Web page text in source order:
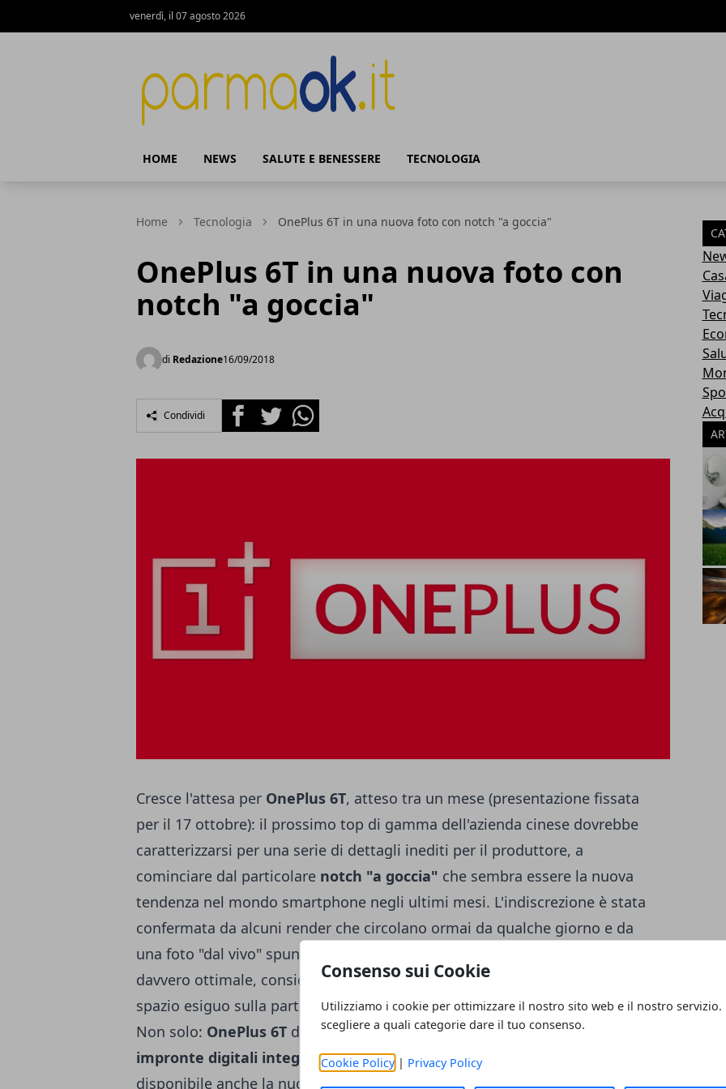
Consenso sui Cookie
Utilizziamo i cookie per ottimizzare il nostro sito web e il nostro servizio.
scegliere a quali categorie dare il tuo consenso.
Cookie Policy| Privacy Policy
venerdì, il 07 agosto 2026
HOME NEWS SALUTE E BENESSERE TECNOLOGIA
Home Tecnologia OnePlus 6T in una nuova foto con notch "a goccia"
OnePlus 6T in una nuova foto con
notch "a goccia"
di Redazione16/09/2018
Condividi FacebookTwitterWhatsapp
Cresce l'attesa per OnePlus 6T, atteso tra un mese (presentazione fissata
per il 17 ottobre): il prossimo top di gamma dell'azienda cinese dovrebbe
caratterizzarsi per una serie di dettagli inediti per il produttore, a
cominciare dal particolare notch "a goccia" che sembra essere la nuova
tendenza nel mondo smartphone negli ultimi mesi. L'indiscrezione è stata
confermata da alcuni render che circolano ormai da qualche giorno e da
una foto "dal vivo" spuntata online e che mostra come la soluzione sia
davvero ottimale, considerato che la "mini-tacca" occuperebbe davvero uno
spazio esiguo sulla parte superiore del display.
Non solo: OnePlus 6T dovrebbe inoltre supportare ilsensore per le
impronte digitali integrato sotto il display, mentre dovrebbe essere
disponibile anche la nuova funzione di sblocco Screen Unlock. Il futuro top